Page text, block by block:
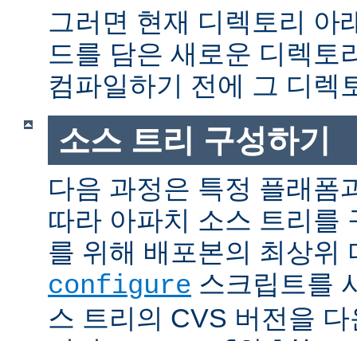
그러면 현재 디렉토리 아
드를 담은 새로운 디렉토
컴파일하기 전에 그 디렉
소스 트리 구성하기
다음 과정은 특정 플래폼
따라 아파치 소스 트리를
를 위해 배포본의 최상위
configure 스크립트를
스 트리의 CVS 버전을